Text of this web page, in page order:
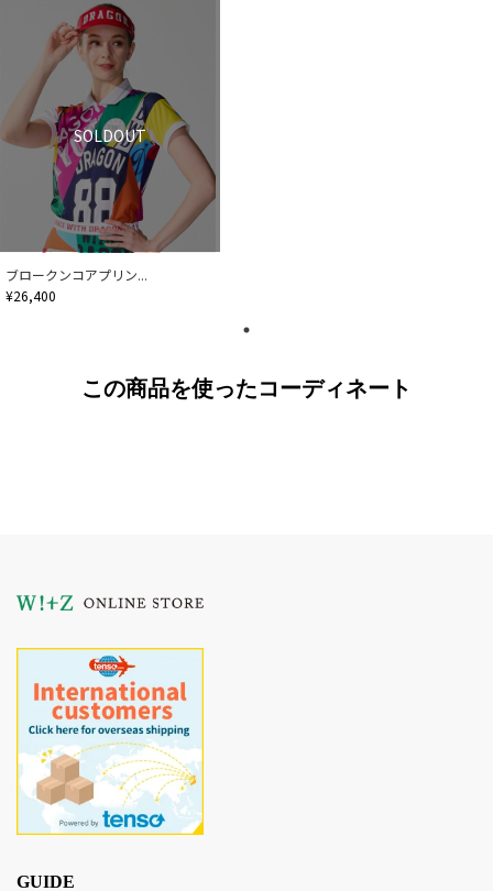
SOLDOUT
ブロークンコアプリン...
¥26,400
この商品を使ったコーディネート
GUIDE